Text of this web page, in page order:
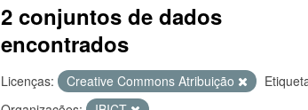
2 conjuntos de dados
encontrados
Licenças: Creative Commons Atribuição